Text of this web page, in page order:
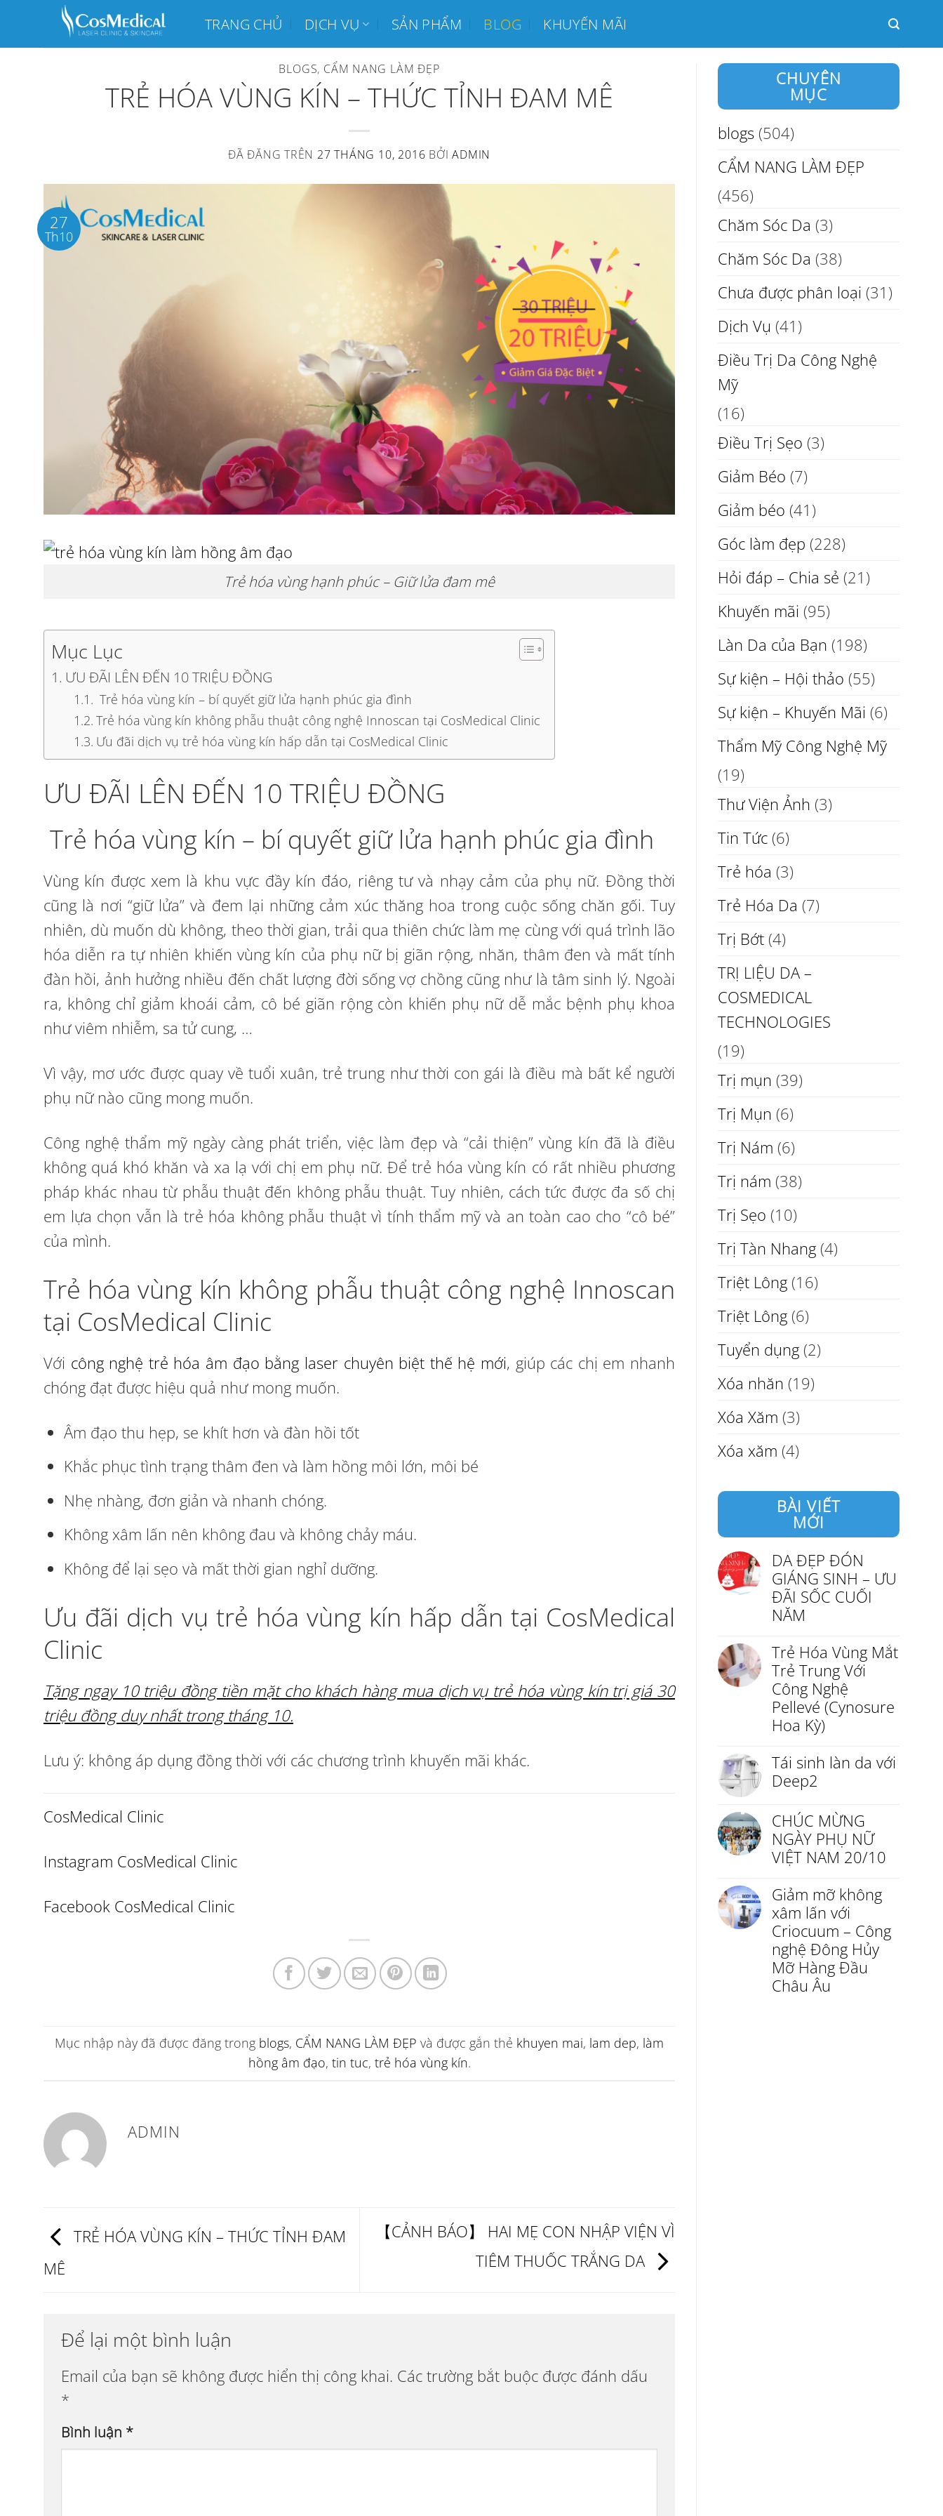
TRANG CHỦ DỊCH VỤ SẢN PHẨM BLOG KHUYẾN MÃI
BLOGS, CẨM NANG LÀM ĐẸP
TRẺ HÓA VÙNG KÍN – THỨC TỈNH ĐAM MÊ
ĐÃ ĐĂNG TRÊN 27 THÁNG 10, 2016 BỞIADMIN
27
Th10
Trẻ hóa vùng hạnh phúc – Giữ lửa đam mê
Mục Lục
ƯU ĐÃI LÊN ĐẾN 10 TRIỆU ĐỒNG
Trẻ hóa vùng kín – bí quyết giữ lửa hạnh phúc gia đình
Trẻ hóa vùng kín không phẫu thuật công nghệ Innoscan tại CosMedical Clinic
Ưu đãi dịch vụ trẻ hóa vùng kín hấp dẫn tại CosMedical Clinic
ƯU ĐÃI LÊN ĐẾN 10 TRIỆU ĐỒNG
Trẻ hóa vùng kín – bí quyết giữ lửa hạnh phúc gia đình
Vùng kín được xem là khu vực đầy kín đáo, riêng tư và nhạy cảm của phụ nữ. Đồng thời
cũng là nơi “giữ lửa” và đem lại những cảm xúc thăng hoa trong cuộc sống chăn gối. Tuy
nhiên, dù muốn dù không, theo thời gian, trải qua thiên chức làm mẹ cùng với quá trình lão
hóa diễn ra tự nhiên khiến vùng kín của phụ nữ bị giãn rộng, nhăn, thâm đen và mất tính
đàn hồi, ảnh hưởng nhiều đến chất lượng đời sống vợ chồng cũng như là tâm sinh lý. Ngoài
ra, không chỉ giảm khoái cảm, cô bé giãn rộng còn khiến phụ nữ dễ mắc bệnh phụ khoa
như viêm nhiễm, sa tử cung, …
Vì vậy, mơ ước được quay về tuổi xuân, trẻ trung như thời con gái là điều mà bất kể người
phụ nữ nào cũng mong muốn.
Công nghệ thẩm mỹ ngày càng phát triển, việc làm đẹp và “cải thiện” vùng kín đã là điều
không quá khó khăn và xa lạ với chị em phụ nữ. Để trẻ hóa vùng kín có rất nhiều phương
pháp khác nhau từ phẫu thuật đến không phẫu thuật. Tuy nhiên, cách tức được đa số chị
em lựa chọn vẫn là trẻ hóa không phẫu thuật vì tính thẩm mỹ và an toàn cao cho “cô bé”
của mình.
Trẻ hóa vùng kín không phẫu thuật công nghệ Innoscan
tại CosMedical Clinic
Với công nghệ trẻ hóa âm đạo bằng laser chuyên biệt thế hệ mới, giúp các chị em nhanh
chóng đạt được hiệu quả như mong muốn.
Âm đạo thu hẹp, se khít hơn và đàn hồi tốt
Khắc phục tình trạng thâm đen và làm hồng môi lớn, môi bé
Nhẹ nhàng, đơn giản và nhanh chóng.
Không xâm lấn nên không đau và không chảy máu.
Không để lại sẹo và mất thời gian nghỉ dưỡng.
Ưu đãi dịch vụ trẻ hóa vùng kín hấp dẫn tại CosMedical
Clinic
Tặng ngay 10 triệu đồng tiền mặt cho khách hàng mua dịch vụ trẻ hóa vùng kín trị giá 30
triệu đồng duy nhất trong tháng 10.
Lưu ý: không áp dụng đồng thời với các chương trình khuyến mãi khác.
CosMedical Clinic
Instagram CosMedical Clinic
Facebook CosMedical Clinic
Mục nhập này đã được đăng trong blogs, CẨM NANG LÀM ĐẸP và được gắn thẻ khuyen mai, lam dep, làm
hồng âm đạo, tin tuc, trẻ hóa vùng kín.
ADMIN
TRẺ HÓA VÙNG KÍN – THỨC TỈNH ĐAM
MÊ
【CẢNH BÁO】 HAI MẸ CON NHẬP VIỆN VÌ
TIÊM THUỐC TRẮNG DA
Để lại một bình luận
Email của bạn sẽ không được hiển thị công khai. Các trường bắt buộc được đánh dấu
*
Bình luận *
CHUYÊN
MỤC
blogs (504)
CẨM NANG LÀM ĐẸP
(456)
Chăm Sóc Da (3)
Chăm Sóc Da (38)
Chưa được phân loại (31)
Dịch Vụ (41)
Điều Trị Da Công Nghệ
Mỹ
(16)
Điều Trị Sẹo (3)
Giảm Béo (7)
Giảm béo (41)
Góc làm đẹp (228)
Hỏi đáp – Chia sẻ (21)
Khuyến mãi (95)
Làn Da của Bạn (198)
Sự kiện – Hội thảo (55)
Sự kiện – Khuyến Mãi (6)
Thẩm Mỹ Công Nghệ Mỹ
(19)
Thư Viện Ảnh (3)
Tin Tức (6)
Trẻ hóa (3)
Trẻ Hóa Da (7)
Trị Bớt (4)
TRỊ LIỆU DA –
COSMEDICAL
TECHNOLOGIES
(19)
Trị mụn (39)
Trị Mụn (6)
Trị Nám (6)
Trị nám (38)
Trị Sẹo (10)
Trị Tàn Nhang (4)
Triệt Lông (16)
Triệt Lông (6)
Tuyển dụng (2)
Xóa nhăn (19)
Xóa Xăm (3)
Xóa xăm (4)
BÀI VIẾT
MỚI
DA ĐẸP ĐÓN
GIÁNG SINH – ƯU
ĐÃI SỐC CUỐI
NĂM
Trẻ Hóa Vùng Mắt
Trẻ Trung Với
Công Nghệ
Pellevé (Cynosure
Hoa Kỳ)
Tái sinh làn da với
Deep2
CHÚC MỪNG
NGÀY PHỤ NỮ
VIỆT NAM 20/10
Giảm mỡ không
xâm lấn với
Criocuum – Công
nghệ Đông Hủy
Mỡ Hàng Đầu
Châu Âu